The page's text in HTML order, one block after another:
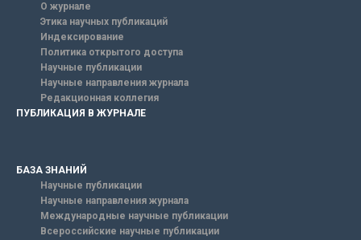
О журнале
Этика научных публикаций
Индексирование
Политика открытого доступа
Научные публикации
Научные направления журнала
Редакционная коллегия
ПУБЛИКАЦИЯ В ЖУРНАЛЕ
БАЗА ЗНАНИЙ
Научные публикации
Научные направления журнала
Международные научные публикации
Всероссийские научные публикации